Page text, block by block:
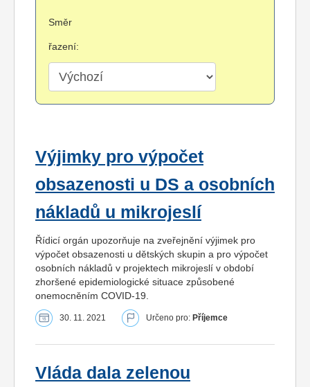
Směr
řazení:
Výjimky pro výpočet
obsazenosti u DS a osobních
nákladů u mikrojeslí
Řídicí orgán upozorňuje na zveřejnění výjimek pro
výpočet obsazenosti u dětských skupin a pro výpočet
osobních nákladů v projektech mikrojeslí v období
zhoršené epidemiologické situace způsobené
onemocněním COVID-19.
30. 11. 2021 Určeno pro: Příjemce
Vláda dala zelenou